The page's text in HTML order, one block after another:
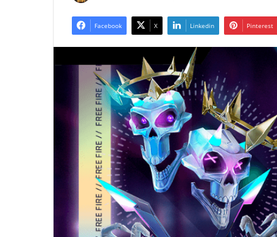
Facebook X Linkedin Pinterest